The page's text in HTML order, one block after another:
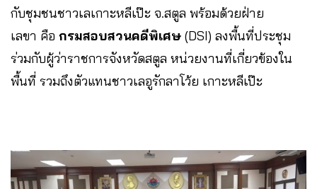
กับชุมชนชาวเลเกาะหลีเป๊ะ จ.สตูล พร้อมด้วยฝ่าย
เลขา คือ กรมสอบสวนคดีพิเศษ (DSI) ลงพื้นที่ประชุม
ร่วมกับผู้ว่าราชการจังหวัดสตูล หน่วยงานที่เกี่ยวข้องใน
พื้นที่ รวมถึงตัวแทนชาวเลอูรักลาโว้ย เกาะหลีเป๊ะ